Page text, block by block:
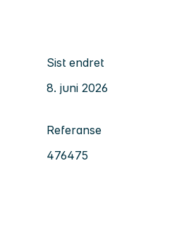
Sist endret
8. juni 2026
Referanse
476475